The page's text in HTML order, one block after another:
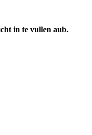
in te vullen aub.